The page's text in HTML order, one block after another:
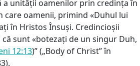
unității oamenilor prin credința în
care oamenii, primind «Duhul lui
în Hristos Însuși. Credincioșii
sunt «botezați de un singur Duh,
12:13)” („Body of Christ” în